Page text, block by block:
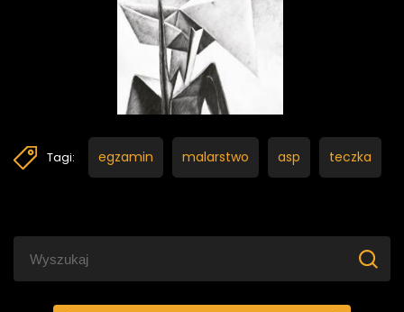
Tagi: egzamin malarstwo asp teczka